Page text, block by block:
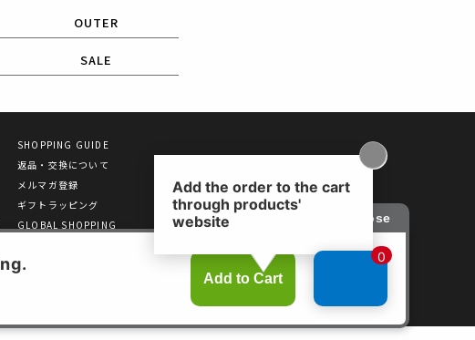
OUTER
SALE
SHOPPING GUIDE
返品・交換について
メルマガ登録
ギフトラッピング
GLOBAL SHOPPING
GUIDANCE